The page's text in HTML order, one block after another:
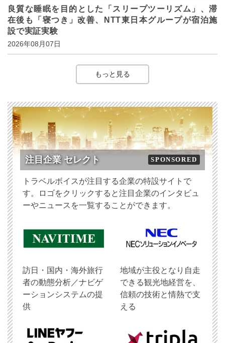
良質な睡眠を目的とした「スリープツーリズム」、滞
在後も「寝つき」改善、NTT東日本グループが宿泊施
設で実証実験
2026年08月07日
もっと見る
注目企業 セレクト SPONSORED
トラベルボイスが注目する企業の特設サイトで
す。ロゴをクリックすると注目企業のインタビュ
ーやニュースを一覧することができます。
訪日・国内・海外旅行
者の動態分析／ナビゲ
ーションシステムの提
供
地域が主役となり自走
できる観光地経営を、
信頼の技術と情熱で支
える